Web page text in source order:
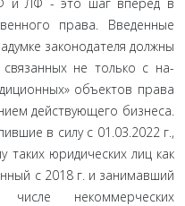
права. Введенные
законодателя долж­ны
не только с на­
объектов права
действующего бизнеса.
в силу с 01.03.2022 г.,
таких юридических лиц как
с 2018 г. и за­нимавший
некоммерческих